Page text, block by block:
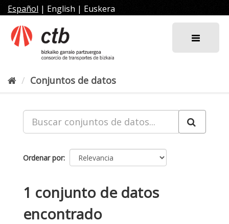
al
contenido
Español | English | Euskera
Conjuntos de datos
Ordenar por
1 conjunto de datos
encontrado